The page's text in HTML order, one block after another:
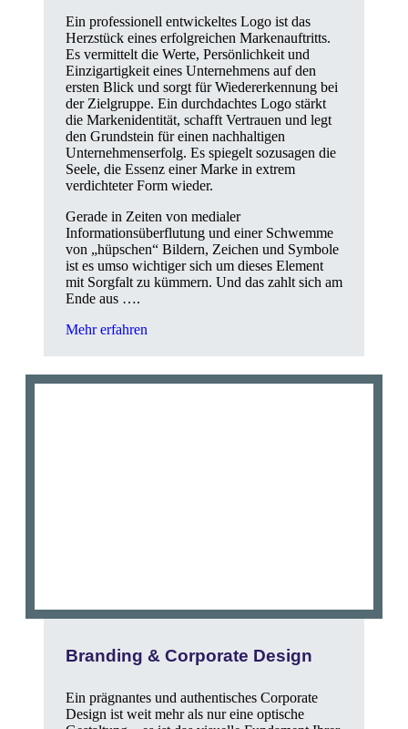
Ein professionell entwickeltes Logo ist das
Herzstück eines erfolgreichen Markenauftritts.
Es vermittelt die Werte, Persönlichkeit und
Einzigartigkeit eines Unternehmens auf den
ersten Blick und sorgt für Wiedererkennung bei
der Zielgruppe. Ein durchdachtes Logo stärkt
die Markenidentität, schafft Vertrauen und legt
den Grundstein für einen nachhaltigen
Unternehmenserfolg. Es spiegelt sozusagen die
Seele, die Essenz einer Marke in extrem
verdichteter Form wieder.
Gerade in Zeiten von medialer
Informationsüberflutung und einer Schwemme
von „hüpschen“ Bildern, Zeichen und Symbole
ist es umso wichtiger sich um dieses Element
mit Sorgfalt zu kümmern. Und das zahlt sich am
Ende aus ….
Mehr erfahren
Branding & Corporate Design
Ein prägnantes und authentisches Corporate
Design ist weit mehr als nur eine optische